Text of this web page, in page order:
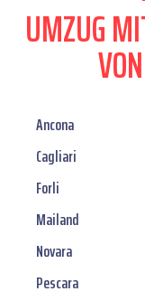
UMZUG
Ancona
Cagliari
Forli
Mailand
Novara
Pescara